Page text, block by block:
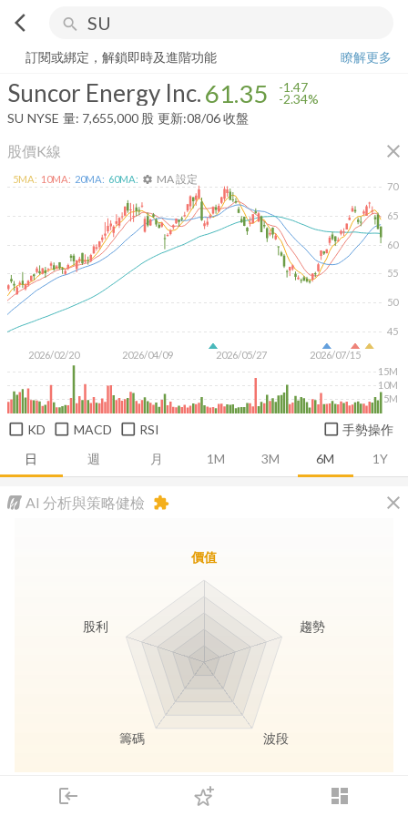
arrow_back_ios search
login dashboard
下單
Suncor Energy Inc.
訂閱或綁定，解鎖即時及進階功能
瞭解更多
Suncor Energy Inc.61.35 -1.47
-2.34%
SU NYSE 量: 7,655,000 股 更新:08/06 收盤
股價K線 close
日 週 月 1M 3M 6M 1Y
2026/02/20 2026/04/09 2026/05/27 2026/07/15
45
50
55
60
65
70
5M
10M
15M
5MA: 10MA: 20MA: 60MA: settings MA 設定
KD MACD RSI 手勢操作
AI 分析與策略健檢 close
extension
長線價值 存股收息
價值
趨勢
波段
籌碼
股利